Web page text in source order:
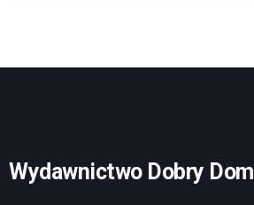
Wydawnictwo Dobry Dom